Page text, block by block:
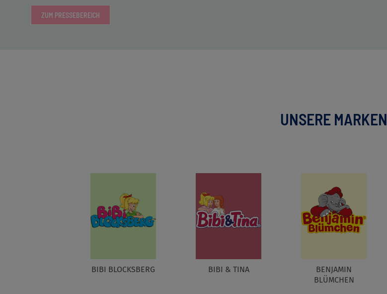
ZUM PRESSEBEREICH
UNSERE MARKEN
BIBI BLOCKSBERG BIBI & TINA
BENJAMIN
BLÜMCHEN